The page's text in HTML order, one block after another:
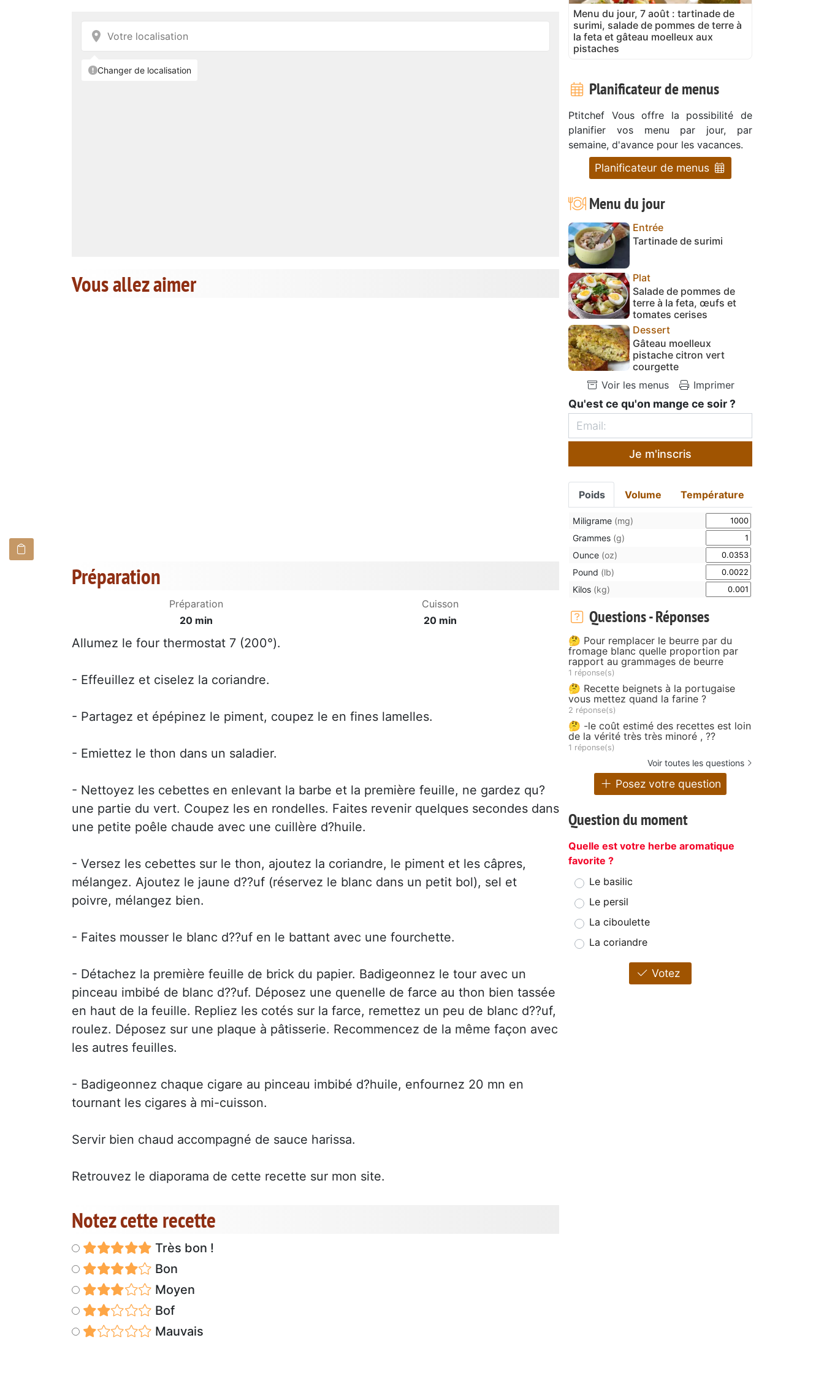
Vous allez aimer
Préparation
Préparation
20 min
Cuisson
20 min
Allumez le four thermostat 7 (200°).
- Effeuillez et ciselez la coriandre.
- Partagez et épépinez le piment, coupez le en fines lamelles.
- Emiettez le thon dans un saladier.
- Nettoyez les cebettes en enlevant la barbe et la première feuille, ne gardez qu?
une partie du vert. Coupez les en rondelles. Faites revenir quelques secondes dans
une petite poêle chaude avec une cuillère d?huile.
- Versez les cebettes sur le thon, ajoutez la coriandre, le piment et les câpres,
mélangez. Ajoutez le jaune d??uf (réservez le blanc dans un petit bol), sel et
poivre, mélangez bien.
- Faites mousser le blanc d??uf en le battant avec une fourchette.
- Détachez la première feuille de brick du papier. Badigeonnez le tour avec un
pinceau imbibé de blanc d??uf. Déposez une quenelle de farce au thon bien tassée
en haut de la feuille. Repliez les cotés sur la farce, remettez un peu de blanc d??uf,
roulez. Déposez sur une plaque à pâtisserie. Recommencez de la même façon avec
les autres feuilles.
- Badigeonnez chaque cigare au pinceau imbibé d?huile, enfournez 20 mn en
tournant les cigares à mi-cuisson.
Servir bien chaud accompagné de sauce harissa.
Retrouvez le diaporama de cette recette sur mon site.
Notez cette recette
Très bon !
Bon
Moyen
Bof
Mauvais
Menu du jour, 7 août : tartinade de
surimi, salade de pommes de terre à
la feta et gâteau moelleux aux
pistaches
Planificateur de menus
Ptitchef Vous offre la possibilité de
planifier vos menu par jour, par
semaine, d'avance pour les vacances.
Planificateur de menus
Menu du jour
Entrée
Tartinade de surimi
Plat
Salade de pommes de
terre à la feta, œufs et
tomates cerises
Dessert
Gâteau moelleux
pistache citron vert
courgette
Voir les menus
Imprimer
Qu'est ce qu'on mange ce soir ?
Je m'inscris
Poids Volume Température
Miligrame (mg)
Grammes (g)
Ounce (oz)
Pound (lb)
Kilos (kg)
Questions - Réponses
🤔 Pour remplacer le beurre par du
fromage blanc quelle proportion par
rapport au grammages de beurre
1 réponse(s)
🤔 Recette beignets à la portugaise
vous mettez quand la farine ?
2 réponse(s)
🤔 -le coût estimé des recettes est loin
de la vérité très très minoré , ??
1 réponse(s)
Voir toutes les questions
Posez votre question
Question du moment
Quelle est votre herbe aromatique
favorite ?
Le basilic
Le persil
La ciboulette
La coriandre
Votez